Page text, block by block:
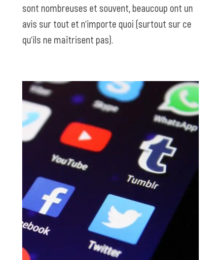
sont nombreuses et souvent, beaucoup ont un
avis sur tout et n’importe quoi (surtout sur ce
qu’ils ne maîtrisent pas).